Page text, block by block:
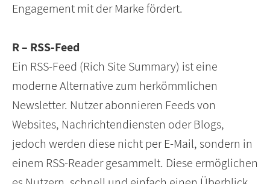
Engagement mit der Marke fördert.
R – RSS-Feed
Ein RSS-Feed (Rich Site Summary) ist eine
moderne Alternative zum herkömmlichen
Newsletter. Nutzer abonnieren Feeds von
Websites, Nachrichtendiensten oder Blogs,
jedoch werden diese nicht per E-Mail, sondern in
einem RSS-Reader gesammelt. Diese ermöglichen